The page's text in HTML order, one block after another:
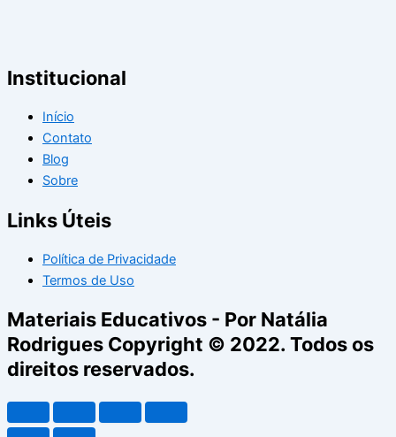
Institucional
Início
Contato
Blog
Sobre
Links Úteis
Política de Privacidade
Termos de Uso
Materiais Educativos - Por Natália
Rodrigues Copyright © 2022. Todos os
direitos reservados.